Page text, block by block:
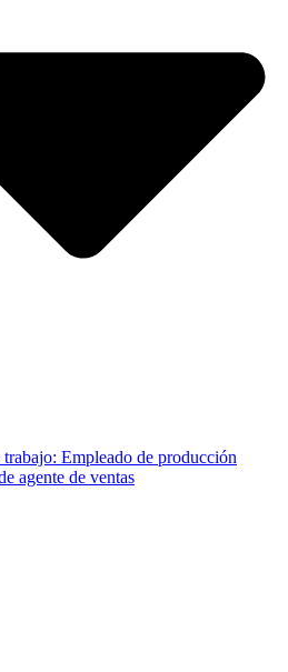
trabajo: Empleado de producción
agente de ventas